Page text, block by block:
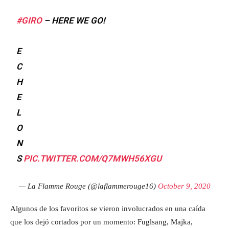
#GIRO– HERE WE GO!
E
C
H
E
L
O
N
SPIC.TWITTER.COM/Q7MWH56XGU
— La Flamme Rouge (@laflammerouge16) October 9, 2020
Algunos de los favoritos se vieron involucrados en una caída
que los dejó cortados por un momento: Fuglsang, Majka,